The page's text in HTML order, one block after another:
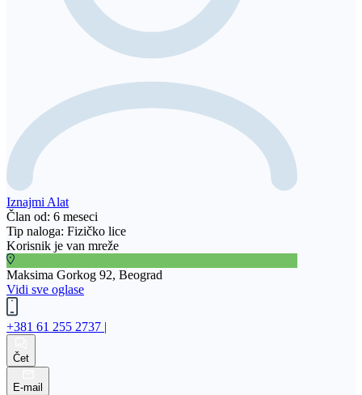
Iznajmi Alat
Član od: 6 meseci
Tip naloga: Fizičko lice
Korisnik je van mreže
Maksima Gorkog 92, Beograd
Vidi sve oglase
+381 61 255 2737 |
Čet
E-mail